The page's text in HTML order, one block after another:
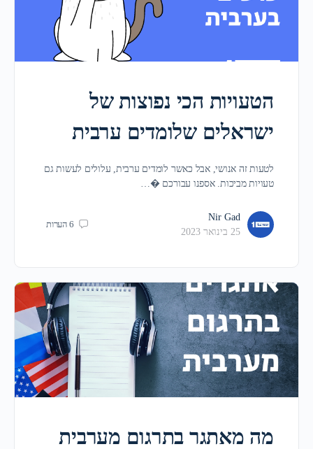
הטעויות הכי נפוצות של
ישראלים שלומדים ערבית
לטעות זה אנושי, אבל כאשר לומדים ערבית, עלולים לעשות גם
טעויות מביכות. אספנו עבורכם �…
Nir Gad
25 בינואר 2023
6 הערות
מה מאתגר בתרגום מערבית